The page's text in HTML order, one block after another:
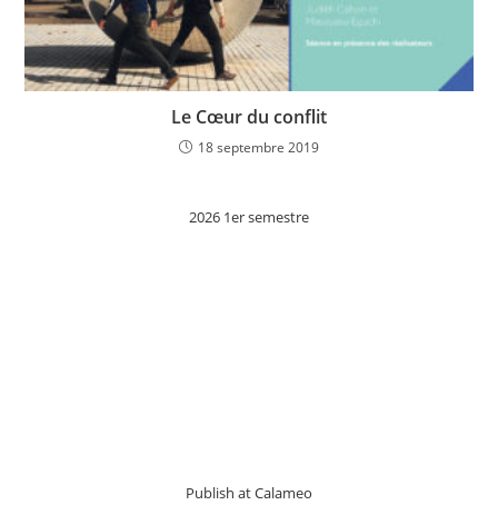
Le Cœur du conflit
18 septembre 2019
2026 1er semestre
Publish at Calameo